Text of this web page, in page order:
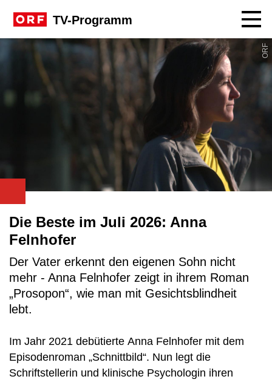
TV-Programm
ORF
Die Beste im Juli 2026: Anna
Felnhofer
Der Vater erkennt den eigenen Sohn nicht
mehr - Anna Felnhofer zeigt in ihrem Roman
„Prosopon“, wie man mit Gesichtsblindheit
lebt.
Im Jahr 2021 debütierte Anna Felnhofer mit dem
Episodenroman „Schnittbild“. Nun legt die
Schriftstellerin und klinische Psychologin ihren